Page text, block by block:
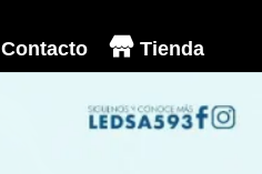
Contacto Tienda